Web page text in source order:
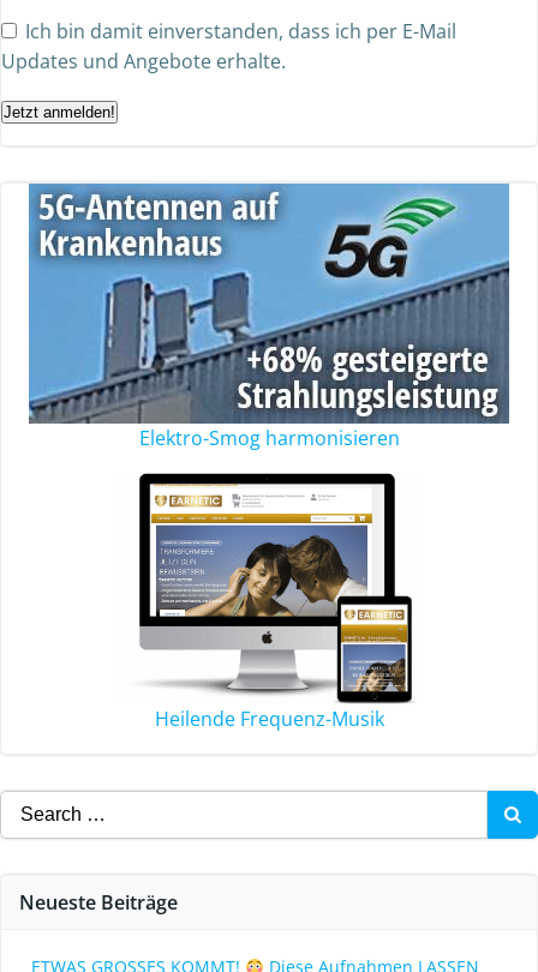
Ich bin damit einverstanden, dass ich per E-Mail
Updates und Angebote erhalte.
Jetzt anmelden!
Elektro-Smog harmonisieren
Heilende Frequenz-Musik
Neueste Beiträge
ETWAS GROSSES KOMMT! Diese Aufnahmen LASSEN